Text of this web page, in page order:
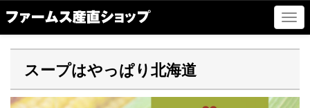
ナ
ビ
ゲ
ョ
スープはやっぱり北海道